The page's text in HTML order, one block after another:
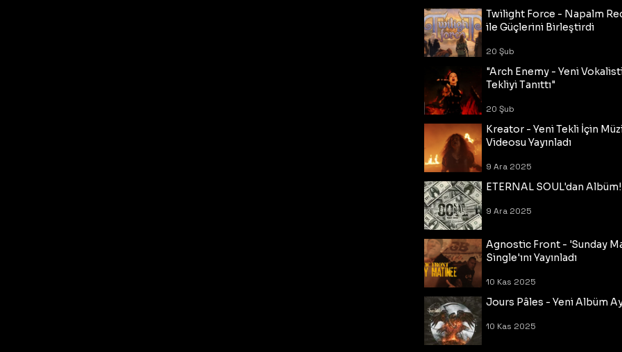
Twilight Force - Napalm
ile Güçlerini Birleştirdi
20 Şub
"Arch Enemy - Yeni
Tekliyi Tanıttı"
20 Şub
Kreator - Yeni Tekli İçin
Videosu Yayınladı
9 Ara 2025
ETERNAL SOUL'dan Albüm!
9 Ara 2025
Agnostic Front - 'Sunday
Single'ını Yayınladı
10 Kas 2025
Jours Pâles - Yeni Albüm
10 Kas 2025